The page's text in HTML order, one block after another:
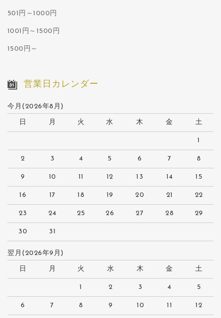
501円～1000円
1001円～1500円
1500円～
営業日カレンダー
今月(2026年8月)
日 月 火 水 木 金 土
1
2 3 4 5 6 7 8
9 10 11 12 13 14 15
16 17 18 19 20 21 22
23 24 25 26 27 28 29
30 31
翌月(2026年9月)
日 月 火 水 木 金 土
1 2 3 4 5
6 7 8 9 10 11 12